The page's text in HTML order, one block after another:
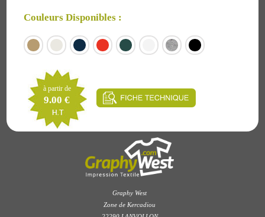
Couleurs Disponibles :
à partir de
9.00 €
Graphy West
Zone de Kercadiou